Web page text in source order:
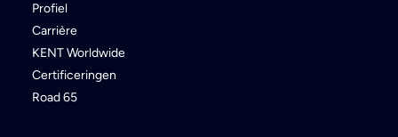
Profiel
Carrière
KENT Worldwide
Certificeringen
Road 65